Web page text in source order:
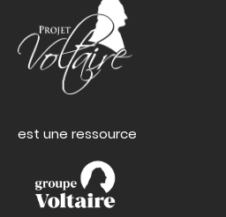
est une ressource